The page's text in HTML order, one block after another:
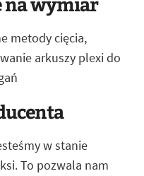
metody cięcia,
arkuszy plexi do
w stanie
To pozwala nam